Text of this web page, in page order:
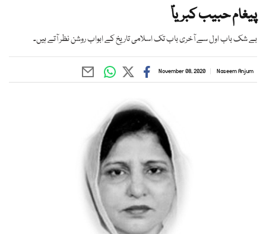
پیغام حبیب کبریاؐ
بے شک باب اول سے آخری باب تک اسلامی تاریخ کے ابواب روشن نظر آتے ہیں۔
Naseem Anjum
November 08, 2020